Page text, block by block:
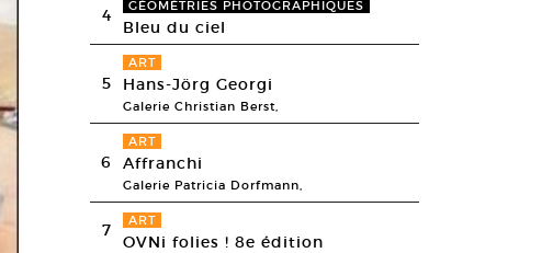
4 GÉOMÉTRIES PHOTOGRAPHIQUES
Bleu du ciel
5
ART
Hans-Jörg Georgi
Galerie Christian Berst,
6
ART
Affranchi
Galerie Patricia Dorfmann,
7 ART
OVNi folies ! 8e édition